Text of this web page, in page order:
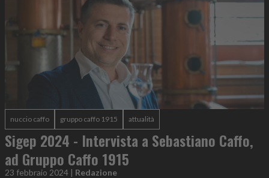
nuccio caffo gruppo caffo 1915 attualità
Sigep 2024 - Intervista a Sebastiano Caffo,
ad Gruppo Caffo 1915
23 febbraio 2024 | Redazione